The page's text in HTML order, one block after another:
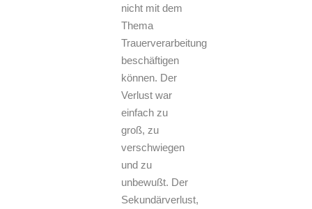
nicht mit dem
Thema
Trauerverarbeitung
beschäftigen
können. Der
Verlust war
einfach zu
groß, zu
verschwiegen
und zu
unbewußt. Der
Sekundärverlust,